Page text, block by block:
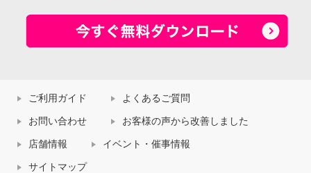
ご利用ガイド よくあるご質問
お問い合わせ お客様の声から改善しました
店舗情報 イベント・催事情報
サイトマップ